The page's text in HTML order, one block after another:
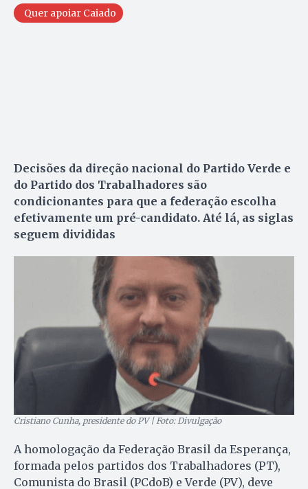
Quer apoiar Caiado
Decisões da direção nacional do Partido Verde e
do Partido dos Trabalhadores são
condicionantes para que a federação escolha
efetivamente um pré-candidato. Até lá, as siglas
seguem divididas
Cristiano Cunha, presidente do PV | Foto: Divulgação
A homologação da Federação Brasil da Esperança,
formada pelos partidos dos Trabalhadores (PT),
Comunista do Brasil (PCdoB) e Verde (PV), deve